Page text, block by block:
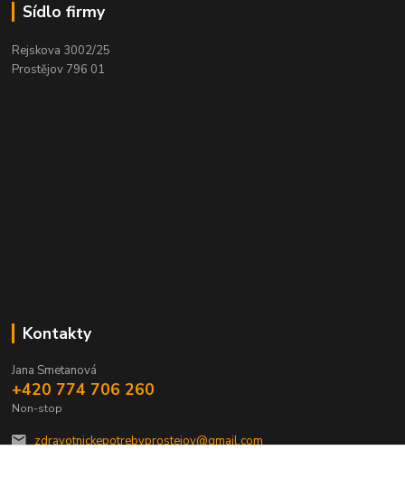
Sídlo firmy
Rejskova 3002/25
Prostějov 796 01
Kontakty
Jana Smetanová
+420 774 706 260
Non-stop
zdravotnickepotrebyprostejov@gmail.com